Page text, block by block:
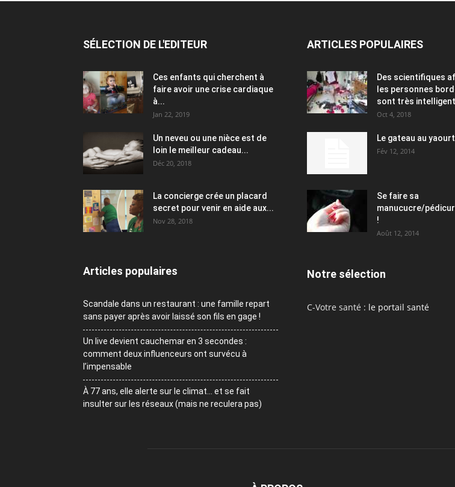
SÉLECTION DE L'EDITEUR
Ces enfants qui cherchent à
faire avoir une crise cardiaque
à...
Jan 22, 2019
Un neveu ou une nièce est de
loin le meilleur cadeau...
Déc 20, 2018
La concierge crée un placard
secret pour venir en aide aux...
Nov 28, 2018
Articles populaires
Scandale dans un restaurant : une famille repart
sans payer après avoir laissé son fils en gage !
Un live devient cauchemar en 3 secondes :
comment deux influenceurs ont survécu à
l’impensable
À 77 ans, elle alerte sur le climat… et se fait
insulter sur les réseaux (mais ne reculera pas)
ARTICLES POPULAIRES
Des scientifiques
les personnes
sont très
Oct 4, 2018
Le gateau au
Fév 12, 2014
Se faire sa
manucucre/
!
Août 12, 2014
Notre sélection
C-Votre santé : le portail santé